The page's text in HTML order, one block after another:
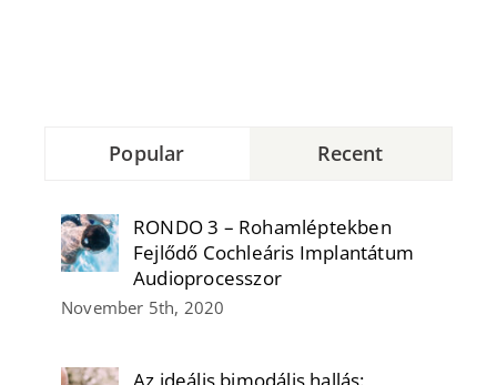
Popular Recent
RONDO 3 – Rohamléptekben
Fejlődő Cochleáris Implantátum
Audioprocesszor
November 5th, 2020